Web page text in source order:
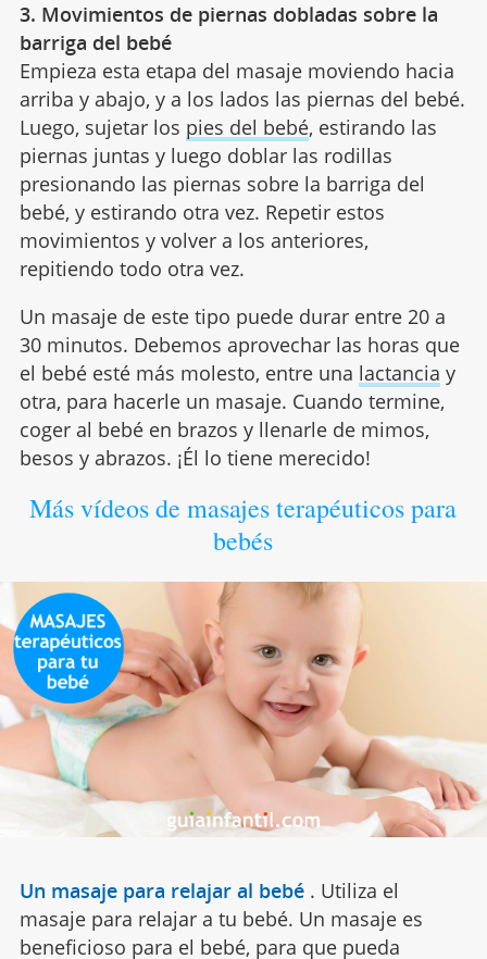
3. Movimientos de piernas dobladas sobre la
barriga del bebé
Empieza esta etapa del masaje moviendo hacia
arriba y abajo, y a los lados las piernas del bebé.
Luego, sujetar los pies del bebé, estirando las
piernas juntas y luego doblar las rodillas
presionando las piernas sobre la barriga del
bebé, y estirando otra vez. Repetir estos
movimientos y volver a los anteriores,
repitiendo todo otra vez.
Un masaje de este tipo puede durar entre 20 a
30 minutos. Debemos aprovechar las horas que
el bebé esté más molesto, entre una lactancia y
otra, para hacerle un masaje. Cuando termine,
coger al bebé en brazos y llenarle de mimos,
besos y abrazos. ¡Él lo tiene merecido!
Más vídeos de masajes terapéuticos para
bebés
Un masaje para relajar al bebé . Utiliza el
masaje para relajar a tu bebé. Un masaje es
beneficioso para el bebé, para que pueda